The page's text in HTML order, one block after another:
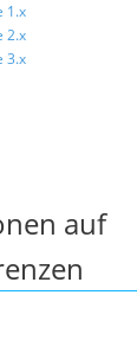
1.x
2.x
3.x
auf